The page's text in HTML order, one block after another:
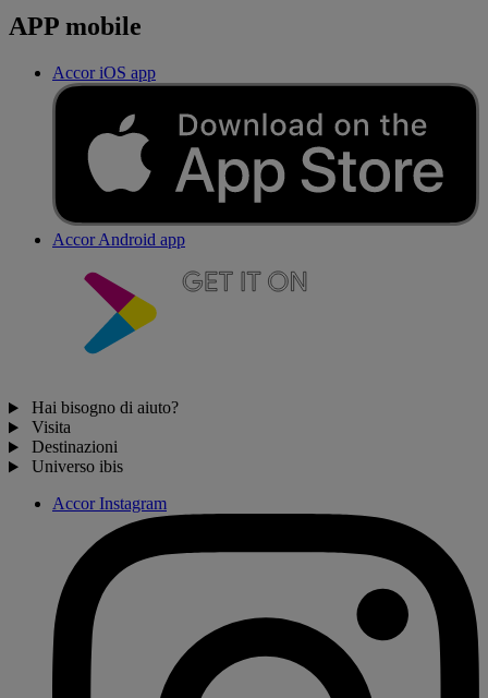
APP mobile
Accor iOS app
Accor Android app
Hai bisogno di aiuto?
Visita
Destinazioni
Universo ibis
Accor Instagram